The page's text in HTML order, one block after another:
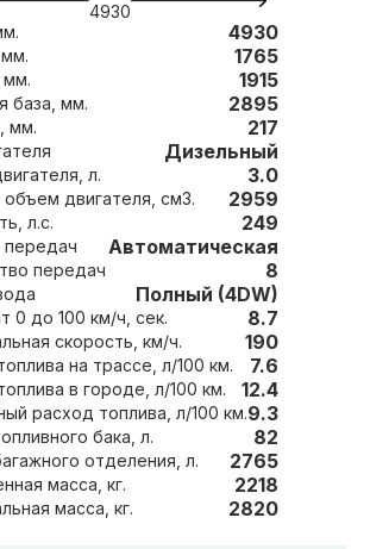
4930
мм. 4930
Высота, мм. 1765
Ширина, мм. 1915
Колесная база, мм. 2895
Клиренс, мм. 217
Дизельный
Объем двигателя, л. 3.0
Рабочий объем двигателя, см3. 2959
Мощность, л.с. 249
Коробка передач Автоматическая
Количество передач 8
Полный (4DW)
0 до 100 км/ч, сек. 8.7
Максимальная скорость, км/ч. 190
на трассе, л/100 км. 7.6
в городе, л/100 км. 12.4
расход топлива, л/100 км.9.3
Объем топливного бака, л. 82
Объем багажного отделения, л. 2765
Снаряженная масса, кг. 2218
Максимальная масса, кг. 2820